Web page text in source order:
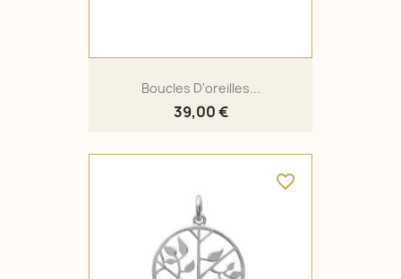
Boucles D'oreilles...
39,00 €
favorite_border